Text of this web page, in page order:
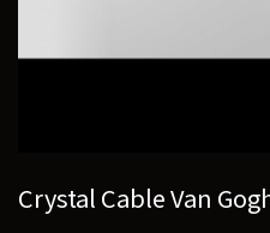
Crystal Cable Van